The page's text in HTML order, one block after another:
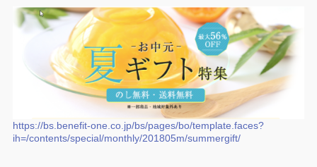
https://bs.benefit-one.co.jp/bs/pages/bo/template.faces?
ih=/contents/special/monthly/201805m/summergift/